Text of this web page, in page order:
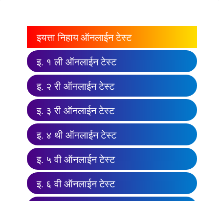
इयत्ता निहाय ऑनलाईन टेस्ट
इ. १ ली ऑनलाईन टेस्ट
इ. २ री ऑनलाईन टेस्ट
इ. ३ री ऑनलाईन टेस्ट
इ. ४ थी ऑनलाईन टेस्ट
इ. ५ वी ऑनलाईन टेस्ट
इ. ६ वी ऑनलाईन टेस्ट